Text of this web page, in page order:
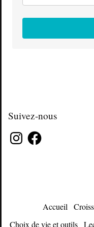
Suivez-nous
InstagramFacebook
Accueil
Choix de vie et outils